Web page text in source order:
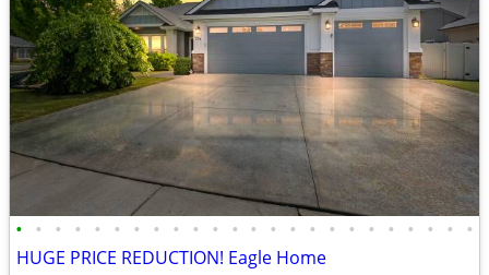
• • • • • • • • • • • • • • • • • • • • • • • •
HUGE PRICE REDUCTION! Eagle Home